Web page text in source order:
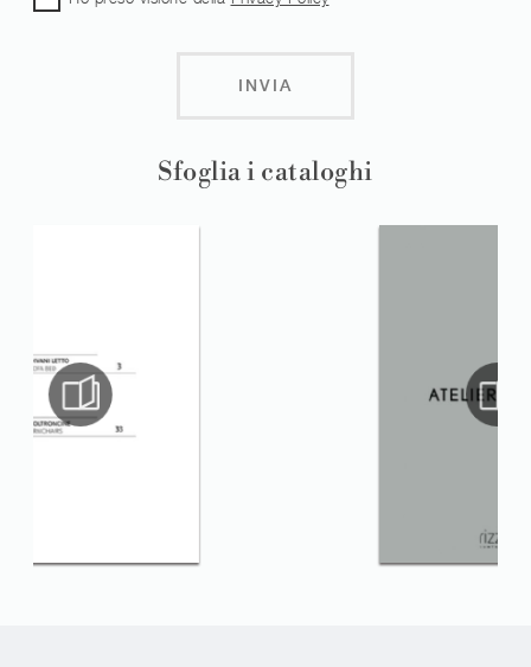
Sfoglia i cataloghi
INVIA